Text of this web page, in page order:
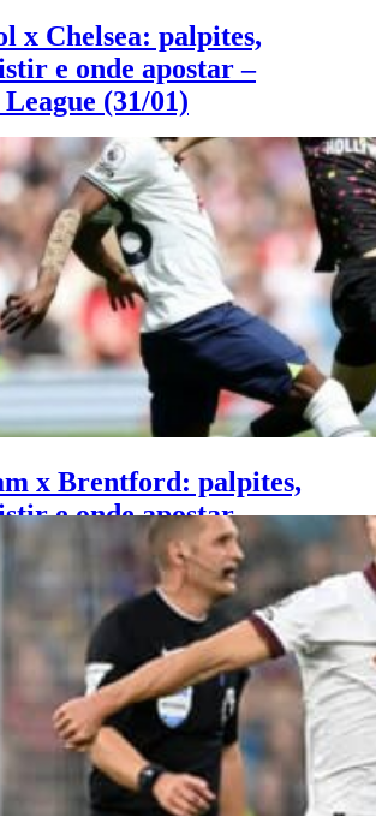
x Chelsea: palpites,
e onde apostar –
(31/01)
e onde assistir ao jogo de hoje entre
x Brentford: palpites,
e onde apostar –
(31/01)